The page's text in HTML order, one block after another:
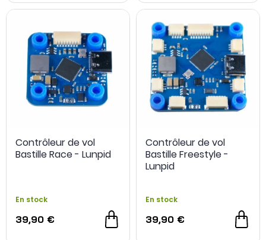
Contrôleur de vol
Bastille Race - Lunpid
En stock
39,90 €
Contrôleur de vol
Bastille Freestyle -
Lunpid
En stock
39,90 €